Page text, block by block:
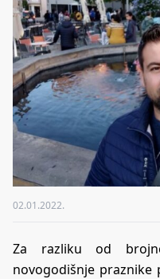
02.01.2022.
Za razliku od
novogodišnje praznike